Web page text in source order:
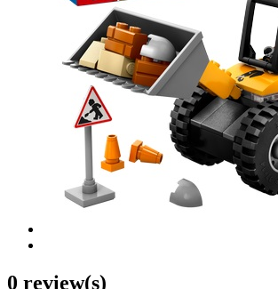
0 review(s)